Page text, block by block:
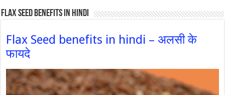
Flax Seed Benefits in hindi
Flax Seed benefits in hindi – अलसी के
फायदे